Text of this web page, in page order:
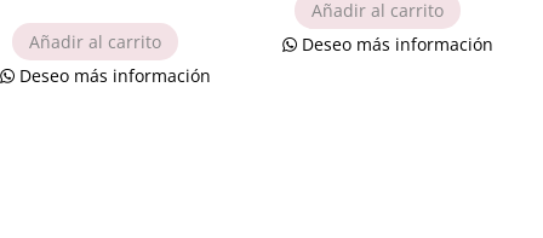
Añadir al carrito
Deseo más información
Añadir al carrito
Deseo más información